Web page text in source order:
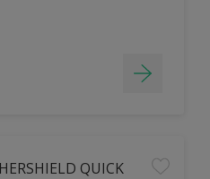
QUICK